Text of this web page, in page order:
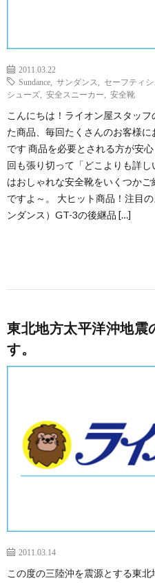
2011.03.22
Sundance
サンダンス セーフティ
シューズ
安全スニーカー 安全靴
こんにちは！ライオン屋スタッ
た商品、毎回たくさんのお客様
です 商品を必要とされる方が安
回も張り切って「どこよりも詳
はおしゃれな安全靴をいくつか
ですよ～。 大ヒット商品！注目
ンダンス）GT-3の後継品 […]
東北地方太平洋沖地震
す。
2011.03.14
この度の三陸沖を震源とする東